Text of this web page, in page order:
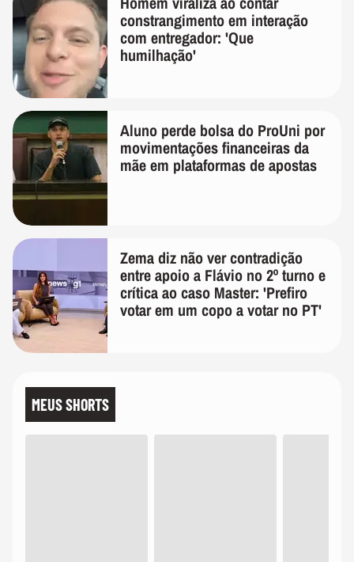
constrangimento em interação
com entregador: 'Que
humilhação'
Aluno perde bolsa do ProUni por
movimentações financeiras da
mãe em plataformas de apostas
Zema diz não ver contradição
entre apoio a Flávio no 2º turno e
crítica ao caso Master: 'Prefiro
votar em um copo a votar no PT'
MEUS SHORTS